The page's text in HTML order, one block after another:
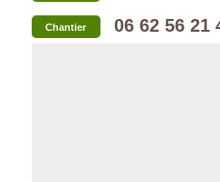
Chantier 06 62 56 21